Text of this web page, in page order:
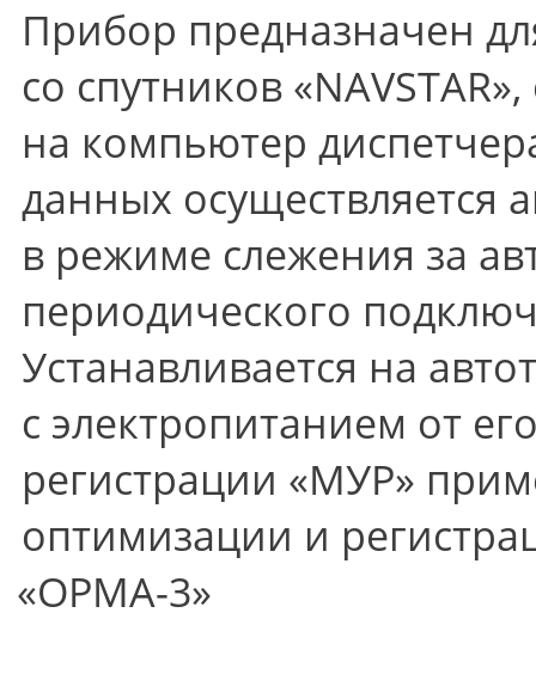
Прибор предназначен
со спутников «NAVSTAR
на компьютер
данных осуществляется
в режиме слежения за
периодического
Устанавливается на
с электропитанием от
регистрации «МУР»
оптимизации и
«ОРМА-3»